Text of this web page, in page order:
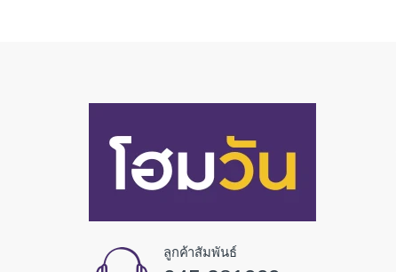
ลูกค้าสัมพันธ์